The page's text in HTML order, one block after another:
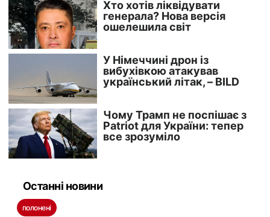
Останні новини
полонені